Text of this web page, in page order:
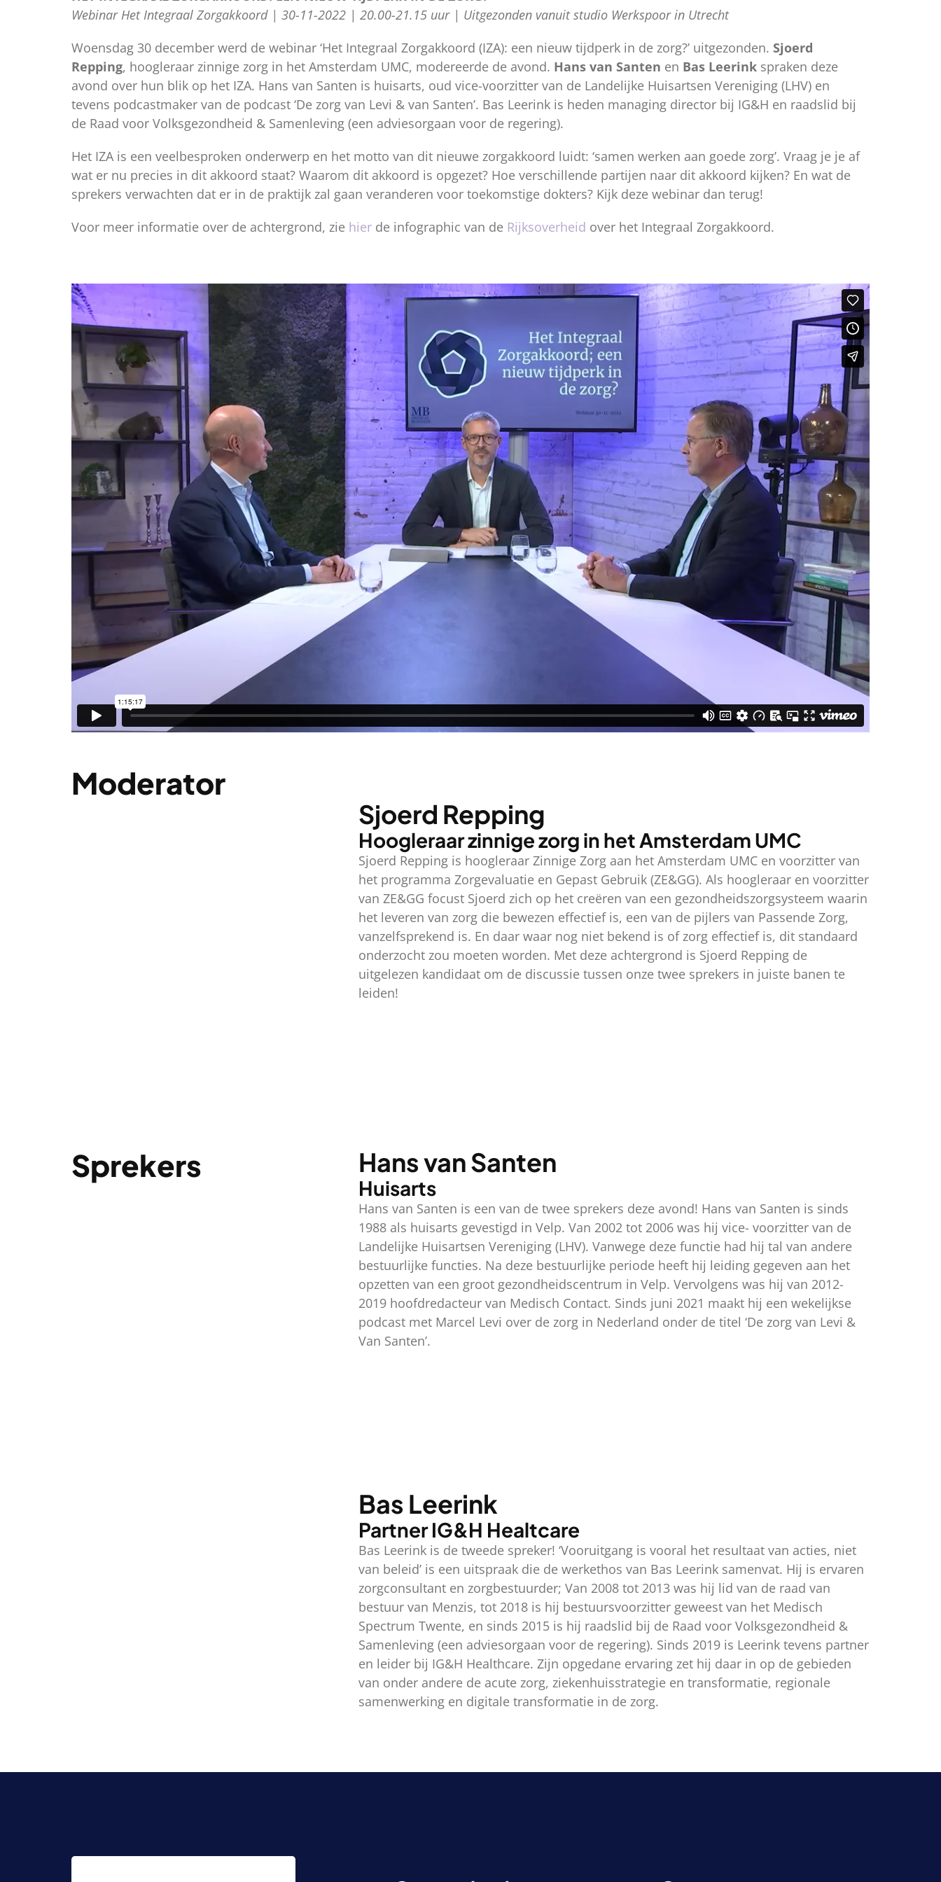
Webinar Het Integraal Zorgakkoord | 30-11-2022 | 20.00-21.15 uur | Uitgezonden vanuit studio Werkspoor in Utrecht
Woensdag 30 december werd de webinar ‘Het Integraal Zorgakkoord (IZA): een nieuw tijdperk in de zorg?’ uitgezonden. Sjoerd
Repping, hoogleraar zinnige zorg in het Amsterdam UMC, modereerde de avond. Hans van Santen en Bas Leerink spraken deze
avond over hun blik op het IZA. Hans van Santen is huisarts, oud vice-voorzitter van de Landelijke Huisartsen Vereniging (LHV) en
tevens podcastmaker van de podcast ‘De zorg van Levi & van Santen’. Bas Leerink is heden managing director bij IG&H en raadslid bij
de Raad voor Volksgezondheid & Samenleving (een adviesorgaan voor de regering).
Het IZA is een veelbesproken onderwerp en het motto van dit nieuwe zorgakkoord luidt: ‘samen werken aan goede zorg’. Vraag je je af
wat er nu precies in dit akkoord staat? Waarom dit akkoord is opgezet? Hoe verschillende partijen naar dit akkoord kijken? En wat de
sprekers verwachten dat er in de praktijk zal gaan veranderen voor toekomstige dokters? Kijk deze webinar dan terug!
Voor meer informatie over de achtergrond, zie hier de infographic van de Rijksoverheid over het Integraal Zorgakkoord.
Moderator
Sjoerd Repping
Hoogleraar zinnige zorg in het Amsterdam UMC
Sjoerd Repping is hoogleraar Zinnige Zorg aan het Amsterdam UMC en voorzitter van
het programma Zorgevaluatie en Gepast Gebruik (ZE&GG). Als hoogleraar en voorzitter
van ZE&GG focust Sjoerd zich op het creëren van een gezondheidszorgsysteem waarin
het leveren van zorg die bewezen effectief is, een van de pijlers van Passende Zorg,
vanzelfsprekend is. En daar waar nog niet bekend is of zorg effectief is, dit standaard
onderzocht zou moeten worden. Met deze achtergrond is Sjoerd Repping de
uitgelezen kandidaat om de discussie tussen onze twee sprekers in juiste banen te
leiden!
Sprekers Hans van Santen
Huisarts
Hans van Santen is een van de twee sprekers deze avond! Hans van Santen is sinds
1988 als huisarts gevestigd in Velp. Van 2002 tot 2006 was hij vice- voorzitter van de
Landelijke Huisartsen Vereniging (LHV). Vanwege deze functie had hij tal van andere
bestuurlijke functies. Na deze bestuurlijke periode heeft hij leiding gegeven aan het
opzetten van een groot gezondheidscentrum in Velp. Vervolgens was hij van 2012-
2019 hoofdredacteur van Medisch Contact. Sinds juni 2021 maakt hij een wekelijkse
podcast met Marcel Levi over de zorg in Nederland onder de titel ‘De zorg van Levi &
Van Santen’.
Bas Leerink
Partner IG&H Healtcare
Bas Leerink is de tweede spreker! ‘Vooruitgang is vooral het resultaat van acties, niet
van beleid’ is een uitspraak die de werkethos van Bas Leerink samenvat. Hij is ervaren
zorgconsultant en zorgbestuurder; Van 2008 tot 2013 was hij lid van de raad van
bestuur van Menzis, tot 2018 is hij bestuursvoorzitter geweest van het Medisch
Spectrum Twente, en sinds 2015 is hij raadslid bij de Raad voor Volksgezondheid &
Samenleving (een adviesorgaan voor de regering). Sinds 2019 is Leerink tevens partner
en leider bij IG&H Healthcare. Zijn opgedane ervaring zet hij daar in op de gebieden
van onder andere de acute zorg, ziekenhuisstrategie en transformatie, regionale
samenwerking en digitale transformatie in de zorg.